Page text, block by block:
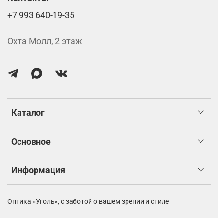
Каталог
Основное
Информация
+7 993 640-19-35
Охта Молл, 2 этаж
Оптика «Уголь», с заботой о вашем зрении и стиле